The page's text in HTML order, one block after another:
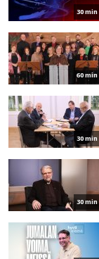
30 min
60 min
30 min
30 min